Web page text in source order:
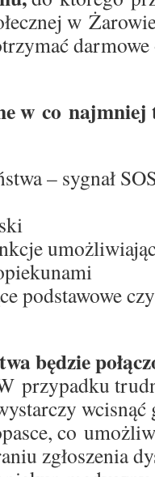
w
w co
– sygnał
podstawowe
będzie
przypadku
co
zgłoszenia